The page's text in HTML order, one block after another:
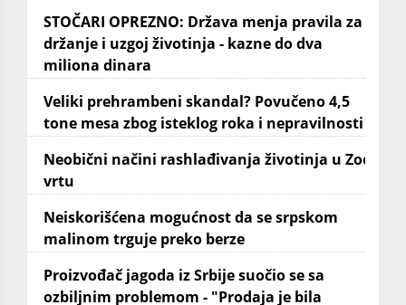
STOČARI OPREZNO: Država menja pravila za
držanje i uzgoj životinja - kazne do dva
miliona dinara
Veliki prehrambeni skandal? Povučeno 4,5
tone mesa zbog isteklog roka i nepravilnosti
Neobični načini rashlađivanja životinja u Zoo
vrtu
Neiskorišćena mogućnost da se srpskom
malinom trguje preko berze
Proizvođač jagoda iz Srbije suočio se sa
ozbiljnim problemom - "Prodaja je bila